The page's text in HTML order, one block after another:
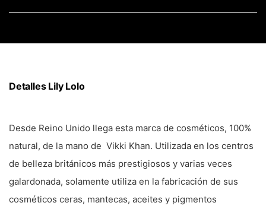
Detalles Lily Lolo
Desde Reino Unido llega esta marca de cosméticos, 100%
natural, de la mano de Vikki Khan. Utilizada en los centros
de belleza británicos más prestigiosos y varias veces
galardonada, solamente utiliza en la fabricación de sus
cosméticos ceras, mantecas, aceites y pigmentos